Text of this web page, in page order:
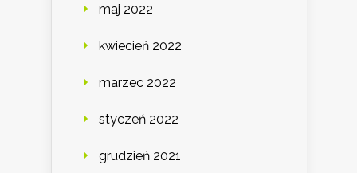
maj 2022
kwiecień 2022
marzec 2022
styczeń 2022
grudzień 2021